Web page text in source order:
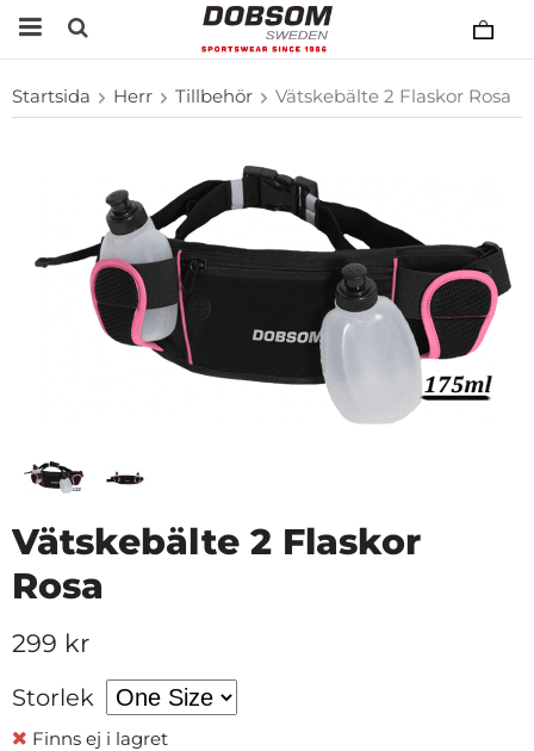
Startsida Herr Tillbehör Vätskebälte 2 Flaskor Rosa
Vätskebälte 2 Flaskor
Rosa
299 kr
Storlek
Finns ej i lagret